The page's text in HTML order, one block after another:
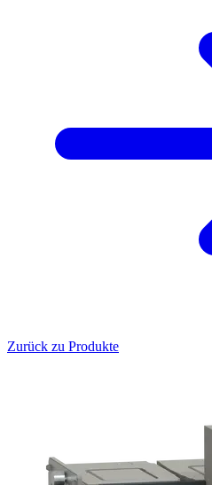
Zurück zu Produkte